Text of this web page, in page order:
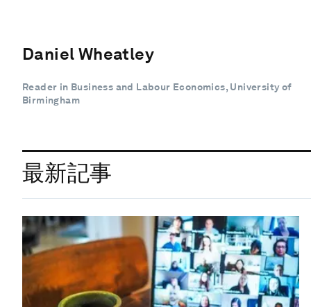
Daniel Wheatley
Reader in Business and Labour Economics, University of
Birmingham
最新記事